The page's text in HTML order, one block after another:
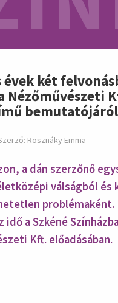
hirdetés
két
Nézőművészeti
bemutatójáról
Rosznáky Emma
a dán szerzőnő
válságból és
problémaként.
idő a Szkéné
Kft. előadásában.